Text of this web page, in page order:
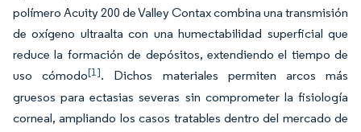
polímero Acuity 200 de Valley Contax combina una transmisión
de oxígeno ultraalta con una humectabilidad superficial que
reduce la formación de depósitos, extendiendo el tiempo de
uso cómodo[1]. Dichos materiales permiten arcos más
gruesos para ectasias severas sin comprometer la fisiología
corneal, ampliando los casos tratables dentro del mercado de